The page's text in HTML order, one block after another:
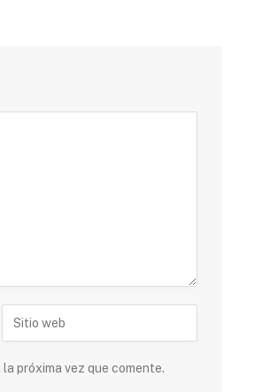
próxima vez que comente.